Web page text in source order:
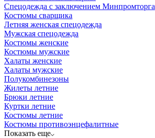
Спецодежда с заключением Минпромторга
Костюмы сварщика
Летняя женская спецодежда
Мужская спецодежда
Костюмы женские
Костюмы мужские
Халаты женские
Халаты мужские
Полукомбинезоны
Жилеты летние
Брюки летние
Куртки летние
Костюмы летние
Костюмы противоэнцефалитные
Показать еще